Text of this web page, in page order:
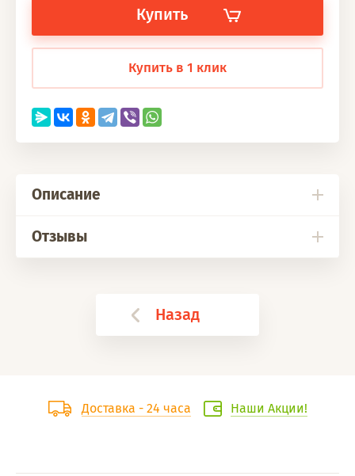
Купить
Купить в 1 клик
Описание
Отзывы
Назад
Доставка - 24 часа Наши Акции!